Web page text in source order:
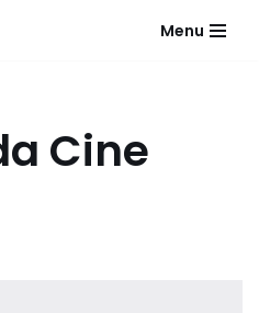
Menu
Cine